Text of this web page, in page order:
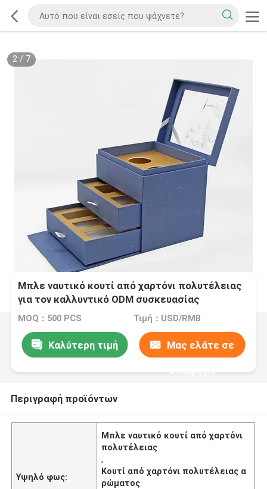
2/ 7
Μπλε ναυτικό κουτί από χαρτόνι πολυτέλειας
για τον καλλυντικό ODM συσκευασίας
αρώματος
MOQ：500 PCS Τιμή：USD/RMB
Καλύτερη τιμή Μας ελάτε σε
επαφή με
Περιγραφή προϊόντων
Υψηλό φως:
Μπλε ναυτικό κουτί από χαρτόνι
πολυτέλειας
,
Κουτί από χαρτόνι πολυτέλειας α
ρώματος